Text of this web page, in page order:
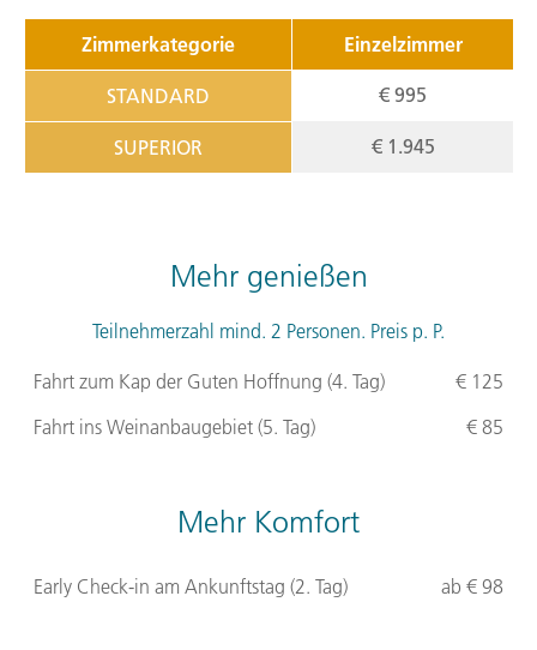
Zimmerkategorie Einzelzimmer
STANDARD € 995
SUPERIOR € 1.945
Mehr genießen
Teilnehmerzahl mind. 2 Personen. Preis p. P.
Fahrt zum Kap der Guten Hoffnung (4. Tag)
€ 125
Fahrt ins Weinanbaugebiet (5. Tag)
€ 85
Mehr Komfort
Early Check-in am Ankunftstag (2. Tag) ab € 98